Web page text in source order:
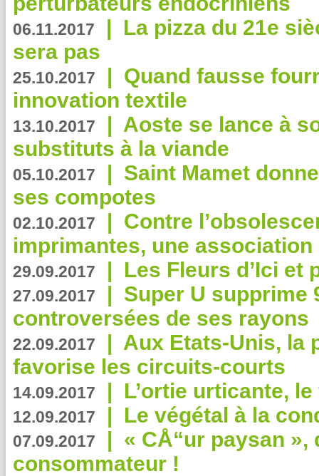
06.11.2017 | La pizza du 21e
sera pas
25.10.2017 | Quand fausse
innovation textile
13.10.2017 | Aoste se lance à
substituts à la viande
05.10.2017 | Saint Mamet
ses compotes
02.10.2017 | Contre
imprimantes, une
29.09.2017 | Les Fleurs d’Ici et
27.09.2017 | Super U supprime
controversées de ses rayons
22.09.2017 | Aux Etats-Unis, la
favorise les circuits-courts
14.09.2017 | L’ortie urticante,
12.09.2017 | Le végétal à la
07.09.2017 | « CÅ“ur paysan
consommateur !